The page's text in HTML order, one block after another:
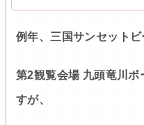
例年、三国サンセットビ
第2観覧会場 九頭竜川ボ
すが、